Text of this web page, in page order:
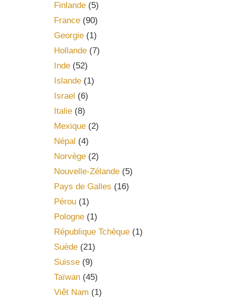
Finlande(5)
France(90)
Georgie(1)
Hollande(7)
Inde(52)
Islande(1)
Israel (6)
Italie(8)
Mexique(2)
Népal (4)
Norvège(2)
Nouvelle-Zélande(5)
Pays de Galles (16)
Pérou(1)
Pologne(1)
République Tchèque(1)
Suède(21)
Suisse(9)
Taïwan(45)
Viêt Nam (1)